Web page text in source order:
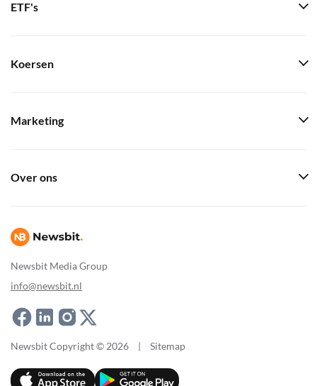
Newsbit Media Group
info@newsbit.nl
ETF's
Koersen
Marketing
Over ons
Newsbit Copyright © 2026 | Sitemap